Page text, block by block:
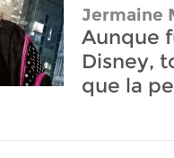
Jermaine
Aunque
Disney,
que la